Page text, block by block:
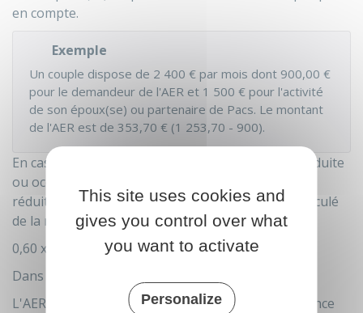
en compte.
Exemple
Un couple dispose de 2 400 € par mois dont 900,00 €
pour le demandeur de l'AER et 1 500 € pour l'activité
de son époux(se) ou partenaire de Pacs. Le montant
de l'AER est de 353,70 € (1 253,70 - 900).
En cas de reprise d'une activité professionnelle réduite
ou occasionnelle, le montant mensuel de l'AER est
réduit. Le nombre de jours non indemnisés est calculé
de la manière suivante :
0,60 x (rémunération brute /41,79 €).
Dans les 2 cas
L'AER est attribuée et versée chaque mois par France
This site uses cookies and
gives you control over what
you want to activate
Personalize